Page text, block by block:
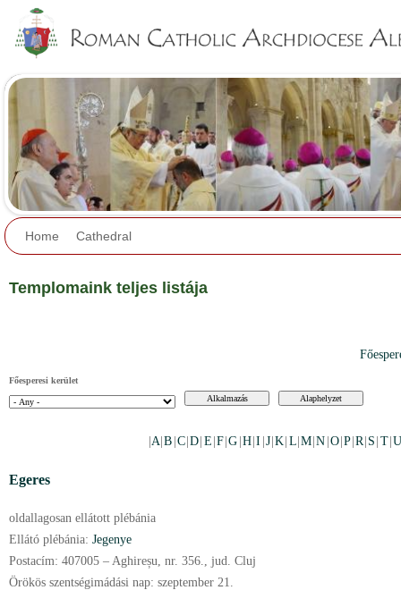
Home Cathedral
Templomaink teljes listája
Főesperesi kerület
A |B C |D E |F |G H |I J |K L |M |N O |P R| S T U
Egeres
oldallagosan ellátott plébánia
Ellátó plébánia: Jegenye
Postacím: 407005 – Aghireșu, nr. 356., jud. Cluj
Örökös szentségimádási nap: szeptember 21.